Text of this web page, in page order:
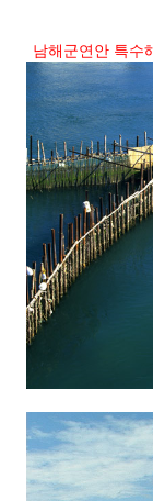
남해군연안 특수